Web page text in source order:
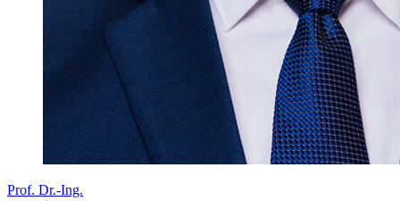
Prof. Dr.-Ing.